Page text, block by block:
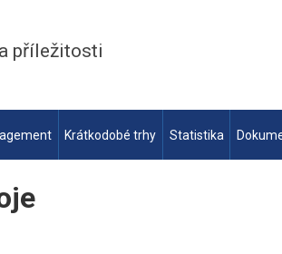
příležitosti
Krátkodobé trhy Statistika